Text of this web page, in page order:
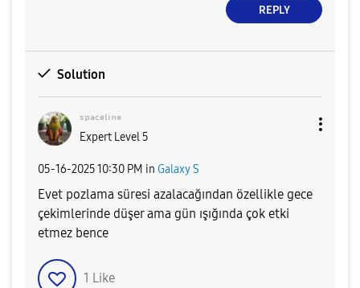
REPLY
Solution
ˢᵖᵃᶜᵉˡⁱⁿᵉ
Expert Level 5
‎05-16-202510:30 PM in Galaxy S
Evet pozlama süresi azalacağından özellikle gece
çekimlerinde düşer ama gün ışığında çok etki
etmez bence
1 Like